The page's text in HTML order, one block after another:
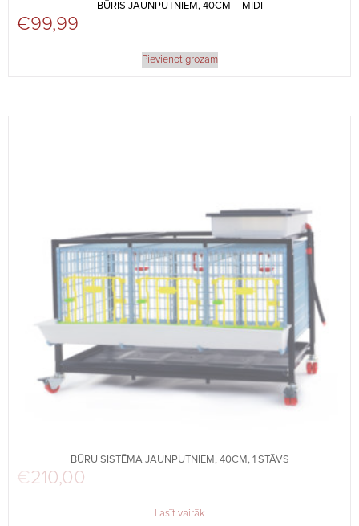
BŪRIS JAUNPUTNIEM, 40CM – MIDI
€99,99
Pievienot grozam
BŪRU SISTĒMA JAUNPUTNIEM, 40CM, 1 STĀVS
€210,00
Lasīt vairāk